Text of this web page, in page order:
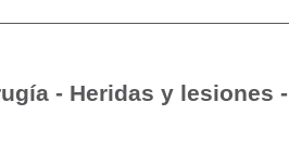
- Heridas y lesiones -